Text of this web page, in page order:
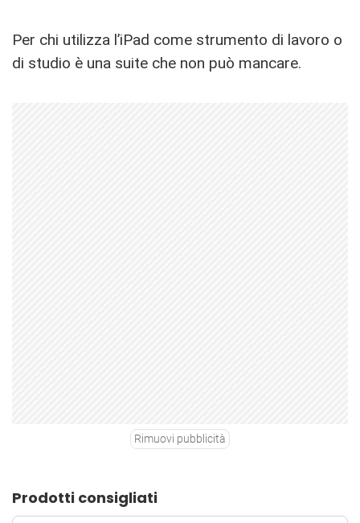
Per chi utilizza l’iPad come strumento di lavoro o
di studio è una suite che non può mancare.
Rimuovi pubblicità
Prodotti consigliati